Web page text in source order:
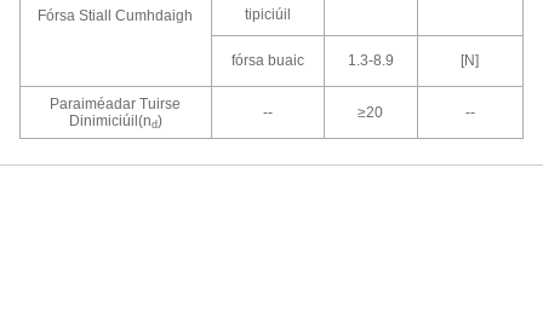
Fórsa Stiall Cumhdaigh
tipiciúil
fórsa buaic 1.3-8.9 [N]
Paraiméadar Tuirse
Dinimiciúil(nd) -- ≥20 --